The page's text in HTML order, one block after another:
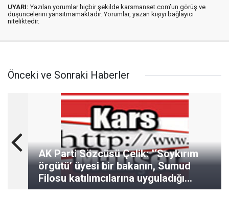
UYARI: Yazılan yorumlar hiçbir şekilde karsmanset.com’un görüş ve
düşüncelerini yansıtmamaktadır. Yorumlar, yazan kişiyi bağlayıcı
niteliktedir.
Önceki ve Sonraki Haberler
AK Parti Sözcüsü Çelik: "‘Soykırım
örgütü’ üyesi bir bakanın, Sumud
Filosu katılımcılarına uyguladığı
sözlü ve fiziki şiddeti lanetliyoruz"